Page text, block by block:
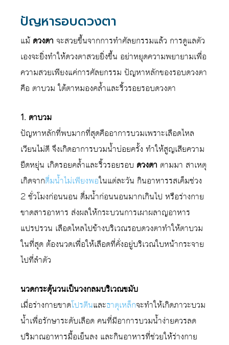
ปัญหารอบดวงตา
แม้ ดวงตา จะสวยขึ้นจากการทำศัลยกรรมแล้ว การดูแลตัว
เองจะยิ่งทำให้ดวงตาสวยยิ่งขึ้น อย่าหยุดความพยายามเพื่อ
ความสวยเพียงแค่การศัลยกรรม ปัญหาหลักของรอบดวงตา
คือ ตาบวม ใต้ตาหมองคล้ำและริ้วรอยรอบดวงตา
1. ตาบวม
ปัญหาหลักที่พบมากที่สุดคืออาการบวมเพราะเลือดไหล
เวียนไม่ดี จึงเกิดอาการบวมน้ำบ่อยครั้ง ทำให้สูญเสียความ
ยืดหยุ่น เกิดรอยคล้ำและริ้วรอยรอบ ดวงตา ตามมา สาเหตุ
เกิดจากดื่มน้ำไม่เพียงพอในแต่ละวัน กินอาหารรสเค็มช่วง
2 ชั่วโมงก่อนนอน ดื่มน้ำก่อนนอนมากเกินไป หรือร่างกาย
ขาดสารอาหาร ส่งผลให้กระบวนการเผาผลาญอาหาร
แปรปรวน เลือดไหลไปข้างบริเวณรอบดวงตาทำให้ตาบวม
ในที่สุด ต้องนวดเพื่อให้เลือดที่คั่งอยู่บริเวณใบหน้ากระจาย
ไปที่ลำตัว
นวดกระตุ้นวนเป็นวงกลมบริเวณขมับ
เมื่อร่างกายขาดโปรตีนและธาตุเหล็กจะทำให้เกิดภาวะบวม
น้ำเพื่อรักษาระดับเลือด คนที่มีอาการบวมน้ำง่ายควรลด
ปริมาณอาหารมื้อเย็นลง และกินอาหารที่ช่วยให้ร่างกาย